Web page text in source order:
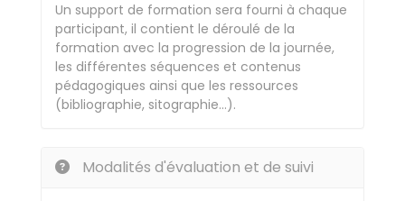
Un support de formation sera fourni à chaque
participant, il contient le déroulé de la
formation avec la progression de la journée,
les différentes séquences et contenus
pédagogiques ainsi que les ressources
(bibliographie, sitographie…).
Modalités d'évaluation et de suivi